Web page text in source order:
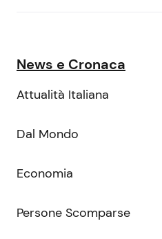
News e Cronaca
Attualità Italiana
Dal Mondo
Economia
Persone Scomparse